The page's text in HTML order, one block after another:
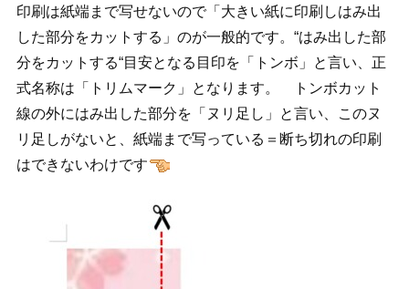
印刷は紙端まで写せないので「大きい紙に印刷しはみ出
した部分をカットする」のが一般的です。“はみ出した部
分をカットする“目安となる目印を「トンボ」と言い、正
式名称は「トリムマーク」となります。 トンボカット
線の外にはみ出した部分を「ヌリ足し」と言い、このヌ
リ足しがないと、紙端まで写っている＝断ち切れの印刷
はできないわけです